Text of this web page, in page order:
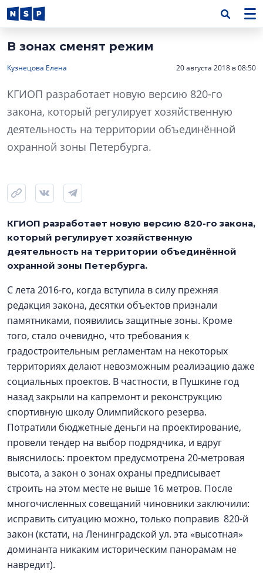
В зонах сменят режим
Кузнецова Елена 20 августа 2018 в 08:50
КГИОП разработает новую версию 820-го
закона, который регулирует хозяйственную
деятельность на территории объединённой
охранной зоны Петербурга.
КГИОП разработает новую версию 820-го закона,
который регулирует хозяйственную
деятельность на территории объединённой
охранной зоны Петербурга.
С лета 2016-го, когда вступила в силу прежняя
редакция закона, десятки объектов признали
памятниками, появились защитные зоны. Кроме
того, стало очевидно, что требования к
градостроительным регламентам на некоторых
территориях делают невозможным реализацию даже
социальных проектов. В частности, в Пушкине год
назад закрыли на капремонт и реконструкцию
спортивную школу Олимпийского резерва.
Потратили бюджетные деньги на проектирование,
провели тендер на выбор подрядчика, и вдруг
выяснилось: проектом предусмотрена 20-метровая
высота, а закон о зонах охраны предписывает
строить на этом месте не выше 16 метров. После
многочисленных совещаний чиновники заключили:
исправить ситуацию можно, только поправив 820-й
закон (кстати, на Ленинградской ул. эта «высотная»
доминанта никаким историческим панорамам не
навредит).